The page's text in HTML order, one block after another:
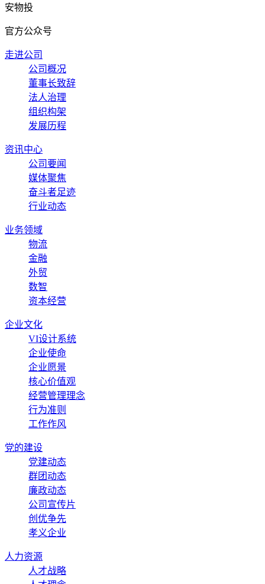
安物投
官方公众号
走进公司
公司概况
董事长致辞
法人治理
组织构架
发展历程
资讯中心
公司要闻
媒体聚焦
奋斗者足迹
行业动态
业务领域
物流
金融
外贸
数智
资本经营
企业文化
VI设计系统
企业使命
企业愿景
核心价值观
经营管理理念
行为准则
工作作风
党的建设
党建动态
群团动态
廉政动态
公司宣传片
创优争先
孝义企业
人力资源
人才战略